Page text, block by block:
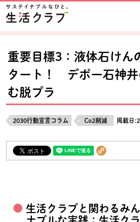
ページの先頭です。
本文へジャンプする。
ここからサイト内共通メニューです。
サイト内共通メニューをスキップする
サイト内共通メニューここまで。
重要目標3：液体石けん
タート！ デポー石神井
む脱プラ
2030行動宣言コラム Co2削減 掲載日
生活クラブと関わるみ